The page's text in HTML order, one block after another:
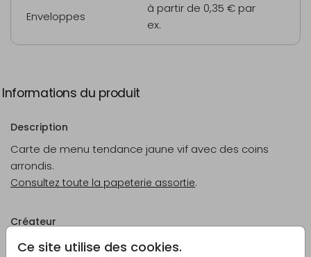
Ce site utilise des cookies.
Enveloppes
à partir de 0,35 € par
ex.
Informations du produit
Description
Carte de menu tendance jaune vif avec des coins
arrondis.
Consultez toute la papeterie assortie.
Créateur
Pretty Orange